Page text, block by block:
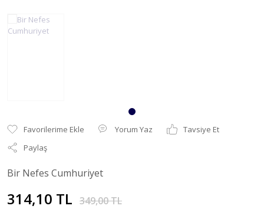
Yorum Yaz
Tavsiye Et
Paylaş
Bir Nefes Cumhuriyet
314,10 TL 349,00 TL